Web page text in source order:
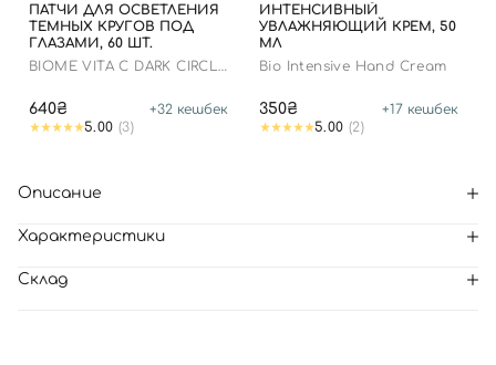
ПАТЧИ ДЛЯ ОСВЕТЛЕНИЯ
ТЕМНЫХ КРУГОВ ПОД
ГЛАЗАМИ, 60 ШТ.
BIOME VITA C DARK CIRCLE
640₴ +32 кешбек
5.00 (3)
ИНТЕНСИВНЫЙ
УВЛАЖНЯЮЩИЙ КРЕМ, 50
МЛ
Bio Intensive Hand Cream
350₴ +17 кешбек
5.00 (2)
Описание
Характеристики
Склад